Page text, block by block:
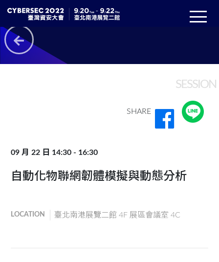
SESSION
SHARE
09 月 22 日 14:30 - 16:30
自動化物聯網韌體模擬與動態分析
LOCATION 臺北南港展覽二館 4F 展區會議室 4C